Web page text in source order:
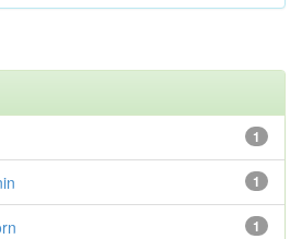
1
1
1